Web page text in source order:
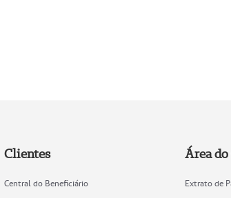
Clientes
Central do Beneficiário
Área
Extrato de